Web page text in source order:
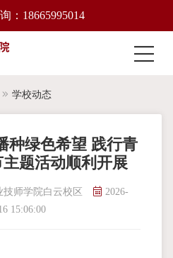
：18665995014
学校动态
种绿色希望 践行青
题活动顺利开展
师学院白云校区
2026-
15:06:00